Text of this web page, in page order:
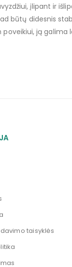
įlipant ir
būtų didesnis
ją
taisyklės